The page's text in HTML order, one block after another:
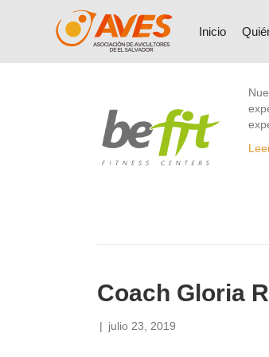
Inicio
Be Fit
Coach Gloria
| julio 23, 2019